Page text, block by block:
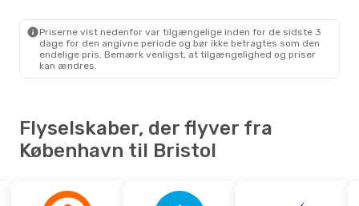
Priserne vist nedenfor var tilgængelige inden for de sidste 3
dage for den angivne periode og bør ikke betragtes som den
endelige pris. Bemærk venligst, at tilgængelighed og priser
kan ændres.
Flyselskaber, der flyver fra
København til Bristol